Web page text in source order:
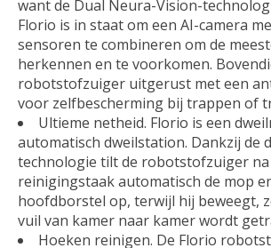
want de Dual Neura-Vision-
Florio is in staat om een AI-camera
sensoren te combineren om de
herkennen en te voorkomen.
robotstofzuiger uitgerust met een
voor zelfbescherming bij trappen of
Ultieme netheid. Florio is een
automatisch dweilstation. Dankzij de
technologie tilt de robotstofzuiger na
reinigingstaak automatisch de mop
hoofdborstel op, terwijl hij beweegt,
vuil van kamer naar kamer wordt
Hoeken reinigen. De Florio